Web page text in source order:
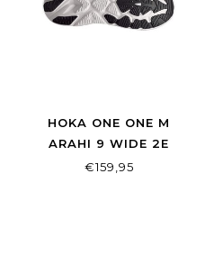
HOKA ONE ONE M
ARAHI 9 WIDE 2E
BLACK/WHITE
€159,95